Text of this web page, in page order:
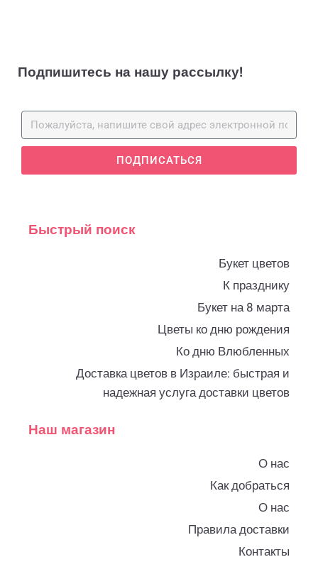
Подпишитесь на нашу рассылку!
ПОДПИСАТЬСЯ
Быстрый поиск
Букет цветов
К празднику
Букет на 8 марта
Цветы ко дню рождения
Ко дню Влюбленных
Доставка цветов в Израиле: быстрая и
надежная услуга доставки цветов
Наш магазин
О нас
Как добраться
О нас
Правила доставки
Контакты